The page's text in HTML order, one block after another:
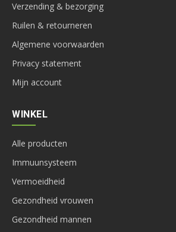
Verzending & bezorging
Ruilen & retourneren
Algemene voorwaarden
Privacy statement
Mijn account
WINKEL
Alle producten
Immuunsysteem
Vermoeidheid
Gezondheid vrouwen
Gezondheid mannen